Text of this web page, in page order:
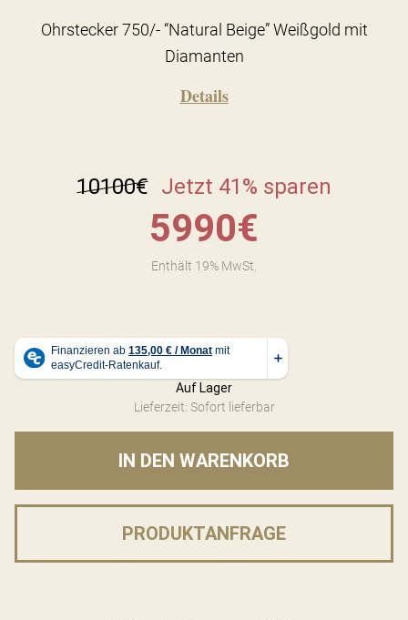
Ohrstecker 750/- “Natural Beige” Weißgold mit
Diamanten
Details
10100€ Jetzt 41% sparen
5990€
Enthält 19% MwSt.
Auf Lager
Lieferzeit: Sofort lieferbar
IN DEN WARENKORB
PRODUKTANFRAGE